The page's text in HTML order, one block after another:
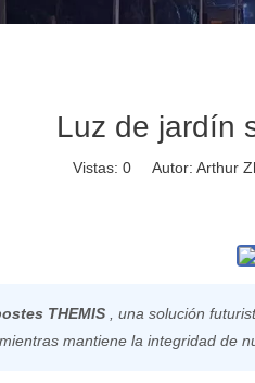
Luz de jardín
Vistas: 0Autor: Arthur
THEMIS , una solución
mantiene la integridad de